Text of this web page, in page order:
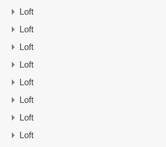
Loft
Loft
Loft
Loft
Loft
Loft
Loft
Loft